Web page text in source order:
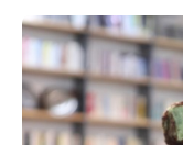
나눠갔습니다. 다음으로, 가족이 모두 함께 즐길 수 있는 '파스타면&
마시멜로우 탑 쌓기' 게
마시멜로우를 잘 조합해
증정했습니다. 이어서, OX 퀴즈를 풀었습니다. 어린 아이들 눈높이에
맞춰 다양한 문제가 출
남았는데요. 승자는 ITSM
가족들의 단합력을 높
지원부터 합격 후 입사
합니다.
브레인즈컴퍼니 합류 과
코딩 능력을 갖추고 있는
확인하기 위한 ‘인터뷰
필요한 서류를 준비하고